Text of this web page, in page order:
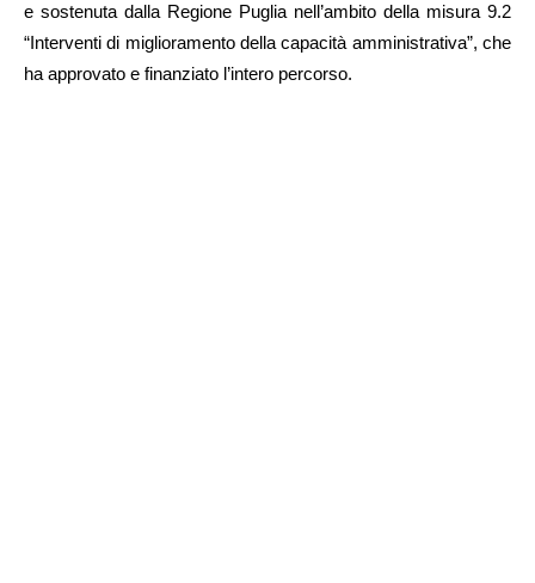
e sostenuta dalla Regione Puglia nell’ambito della misura 9.2
“Interventi di miglioramento della capacità amministrativa”, che
ha approvato e finanziato l’intero percorso.